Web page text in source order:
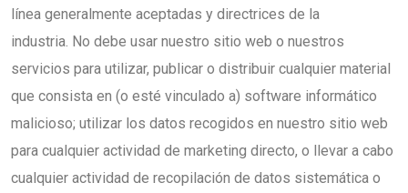
línea generalmente aceptadas y directrices de la
industria. No debe usar nuestro sitio web o nuestros
servicios para utilizar, publicar o distribuir cualquier material
que consista en (o esté vinculado a) software informático
malicioso; utilizar los datos recogidos en nuestro sitio web
para cualquier actividad de marketing directo, o llevar a cabo
cualquier actividad de recopilación de datos sistemática o